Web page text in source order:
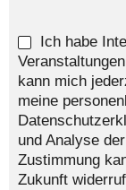
Ich habe
kann mich
meine
und Analyse
Zustimmung
Zukunft